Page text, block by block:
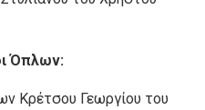
Όπλων:
Κρέτσου Γεωργίου του